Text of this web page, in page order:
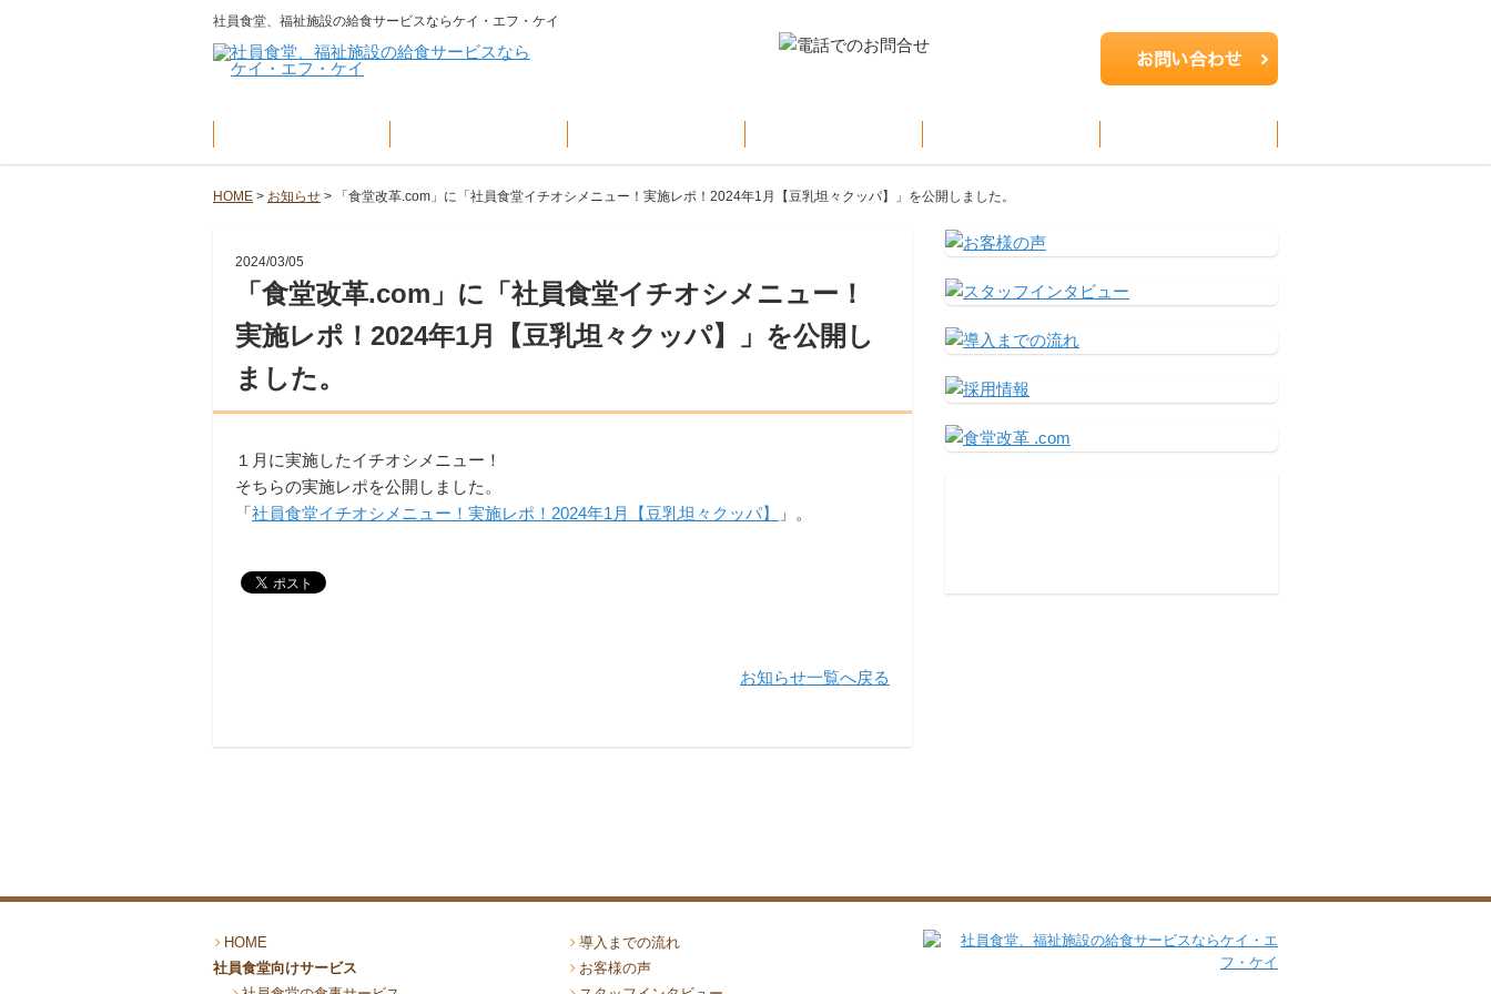
社員食堂、福祉施設の給食サービスならケイ・エフ・ケイ
HOME > お知らせ > 「食堂改革.com」に「社員食堂イチオシメニュー！実施レポ！2024年1月【豆乳坦々クッパ】」を公開しました。
2024/03/05
「食堂改革.com」に「社員食堂イチオシメニュー！
実施レポ！2024年1月【豆乳坦々クッパ】」を公開し
ました。
１月に実施したイチオシメニュー！
そちらの実施レポを公開しました。
「社員食堂イチオシメニュー！実施レポ！2024年1月【豆乳坦々クッパ】 」。
お知らせ一覧へ戻る
HOME
社員食堂向けサービス
導入までの流れ
お客様の声